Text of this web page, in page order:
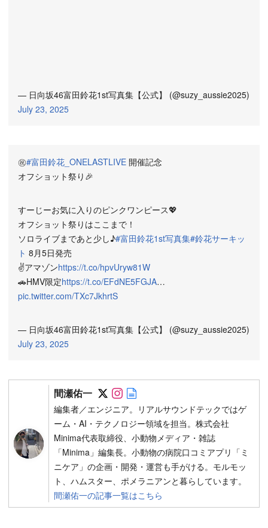
— 日向坂46富田鈴花1st写真集【公式】 (@suzy_aussie2025)
July 23, 2025
㊗️#富田鈴花_ONELASTLIVE 開催記念
オフショット祭り🎉
すーじーお気に入りのピンクワンピース💖
オフショット祭りはここまで！
ソロライブまであと少し♪#富田鈴花1st写真集#鈴花サーキッ
ト 8月5日発売
✌️アマゾンhttps://t.co/hpvUryw81W
🚗HMV限定https://t.co/EFdNE5FGJA…
pic.twitter.com/TXc7JkhrtS
— 日向坂46富田鈴花1st写真集【公式】 (@suzy_aussie2025)
July 23, 2025
間瀬佑一 Follow on SNS
Follow on SNS
編集者／エンジニア。リアルサウンドテックではゲ
ーム・AI・テクノロジー領域を担当。株式会社
Minima代表取締役、小動物メディア・雑誌
「Minima」編集長。小動物の病院口コミアプリ「ミ
ニケア」の企画・開発・運営も手がける。モルモッ
ト、ハムスター、ポメラニアンと暮らしています。
間瀬佑一の記事一覧はこちら